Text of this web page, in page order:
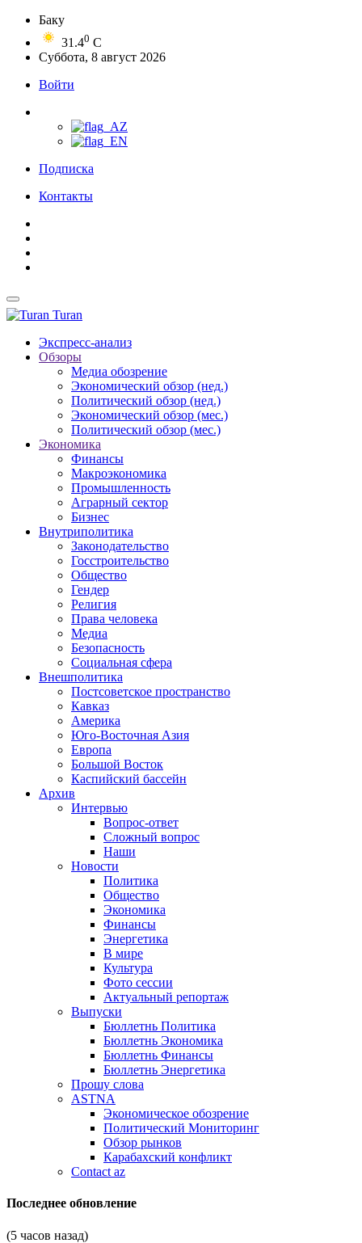
Баку
31.40 C
Суббота, 8 август 2026
Войти
Подписка
Контакты
Turan
Экспресс-анализ
Обзоры
Медиа обозрение
Экономический обзор (нед.)
Политический обзор (нед.)
Экономический обзор (мес.)
Политический обзор (мес.)
Экономика
Финансы
Макроэкономика
Промышленность
Аграрный сектор
Бизнес
Внутриполитика
Законодательство
Госстроительство
Общество
Гендер
Религия
Права человека
Медиа
Безопасность
Социальная сфера
Внешполитика
Постсоветское пространство
Кавказ
Америка
Юго-Восточная Азия
Европа
Большой Восток
Каспийский бассейн
Архив
Интервью
Вопрос-ответ
Сложный вопрос
Наши
Новости
Политика
Общество
Экономика
Финансы
Энергетика
В мире
Культура
Фото сессии
Актуальный репортаж
Выпуски
Бюллетнь Политика
Бюллетнь Экономика
Бюллетнь Финансы
Бюллетнь Энергетика
Прошу слова
ASTNA
Экономическое обозрение
Политический Мониторинг
Обзор рынков
Карабахский конфликт
Contact az
Последнее обновление
(5 часов назад)